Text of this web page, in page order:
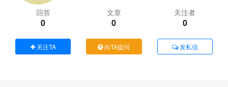
回答
0
文章
0
关注者
0
关注TA 向TA提问 发私信